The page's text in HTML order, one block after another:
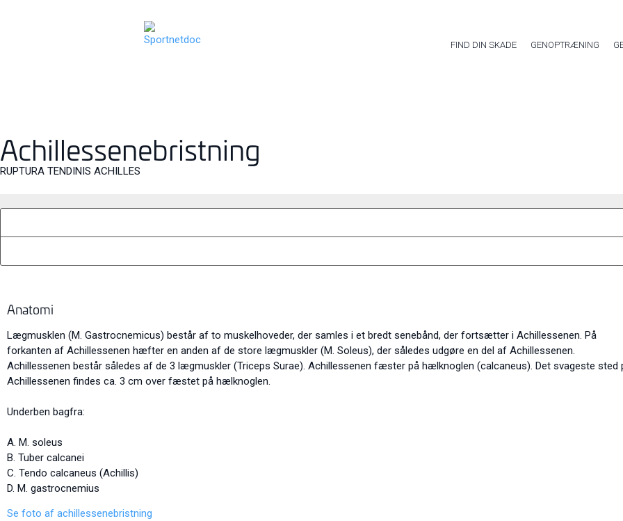
FIND DIN SKADE GENOPTRÆNING
Achillessenebristning
RUPTURA TENDINIS ACHILLES
Anatomi
Lægmusklen (M. Gastrocnemicus) består af to muskelhoveder, der samles i et bredt senebånd, der fortsætter i Achillessenen. På
forkanten af Achillessenen hæfter en anden af de store lægmuskler (M. Soleus), der således udgøre en del af Achillessenen.
Achillessenen består således af de 3 lægmuskler (Triceps Surae). Achillessenen fæster på hælknoglen (calcaneus). Det svageste sted
Achillessenen findes ca. 3 cm over fæstet på hælknoglen.
Underben bagfra:
A. M. soleus
B. Tuber calcanei
C. Tendo calcaneus (Achillis)
D. M. gastrocnemius
Se foto af achillessenebristning